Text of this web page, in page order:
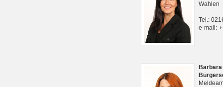
Wahlen
Tel.:
e-mail: